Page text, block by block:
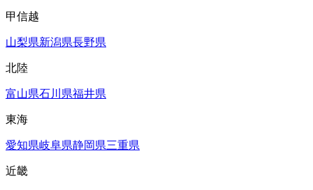
甲信越
山梨県新潟県長野県
北陸
富山県石川県福井県
東海
愛知県岐阜県静岡県三重県
近畿